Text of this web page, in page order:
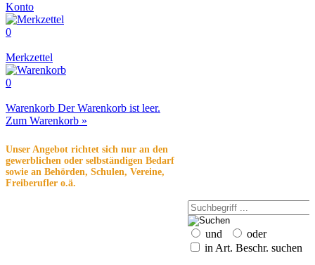
Konto
0
Merkzettel
0
Warenkorb Der Warenkorb ist leer.
Zum Warenkorb »
Unser Angebot richtet sich nur an den
gewerblichen oder selbständigen Bedarf
sowie an Behörden, Schulen, Vereine,
Freiberufler o.ä.
und
oder
in Art. Beschr. suchen